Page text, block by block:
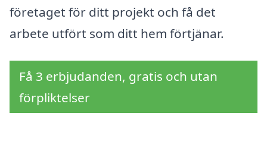
företaget för ditt projekt och få det
arbete utfört som ditt hem förtjänar.
Få 3 erbjudanden, gratis och utan
förpliktelser